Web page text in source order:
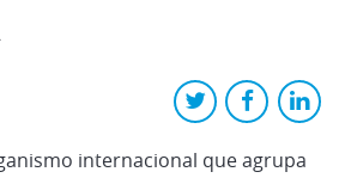
internacional que agrupa